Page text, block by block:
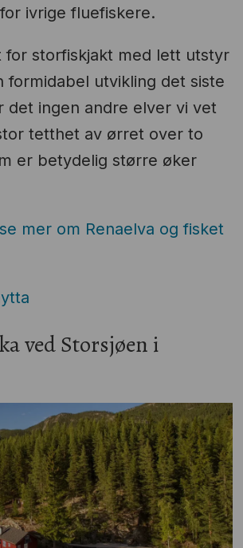
ivrige fluefiskere.
for storfiskjakt med lett utstyr
formidabel utvikling det siste
det ingen andre elver vi vet
tetthet av ørret over to
er betydelig større øker
mer om Renaelva og fisket
ved Storsjøen i